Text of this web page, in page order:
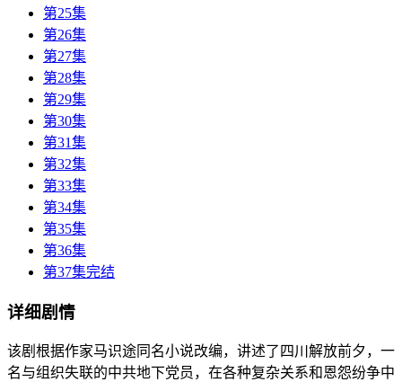
第25集
第26集
第27集
第28集
第29集
第30集
第31集
第32集
第33集
第34集
第35集
第36集
第37集完结
详细剧情
该剧根据作家马识途同名小说改编，讲述了四川解放前夕，一
名与组织失联的中共地下党员，在各种复杂关系和恩怨纷争中